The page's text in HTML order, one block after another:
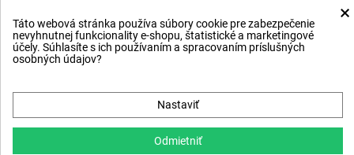
×
Táto webová stránka používa súbory cookie pre zabezpečenie
nevyhnutnej funkcionality e-shopu, štatistické a marketingové
účely. Súhlasíte s ich používaním a spracovaním príslušných
osobných údajov?
Nastaviť
Odmietniť